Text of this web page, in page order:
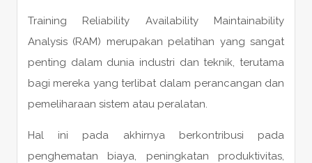
Training Reliability Availability Maintainability
Analysis (RAM) merupakan pelatihan yang sangat
penting dalam dunia industri dan teknik, terutama
bagi mereka yang terlibat dalam perancangan dan
pemeliharaan sistem atau peralatan.
Hal ini pada akhirnya berkontribusi pada
penghematan biaya, peningkatan produktivitas,